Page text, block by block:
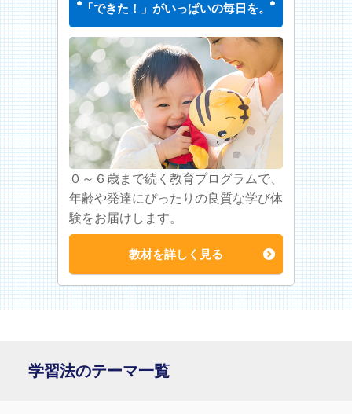
「できた！」がいっぱいの毎日を。
０～６歳まで続く教育プログラムで、
年齢や発達にぴったりの良質な学び体
験をお届けします。
教材を詳しく見る
学習法のテーマ一覧